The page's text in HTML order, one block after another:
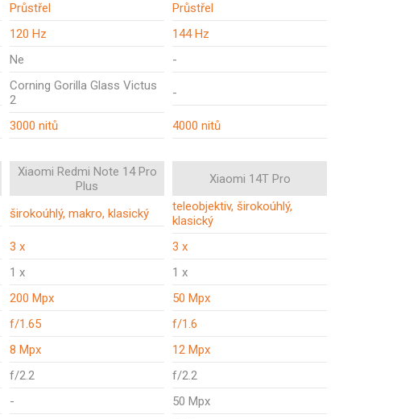
Průstřel
Průstřel
120 Hz
144 Hz
Ne -
Corning Gorilla Glass Victus
2
-
3000 nitů 4000 nitů
Xiaomi Redmi Note 14 Pro
Plus
Xiaomi 14T Pro
širokoúhlý, makro, klasický
teleobjektiv, širokoúhlý,
klasický
3 x
3 x
1 x
1 x
200 Mpx
50 Mpx
f/1.65
f/1.6
8 Mpx
12 Mpx
f/2.2
f/2.2
-
50 Mpx